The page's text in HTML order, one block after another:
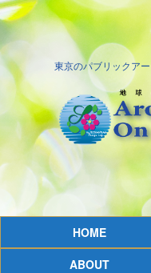
東京のパブリックア
HOME
ABOUT